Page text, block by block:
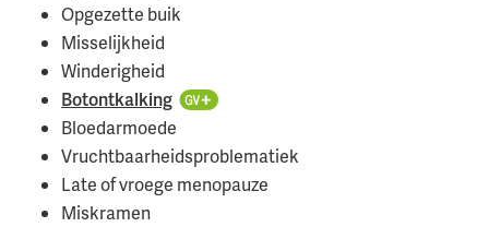
Opgezette buik
Misselijkheid
Winderigheid
Botontkalking
Bloedarmoede
Vruchtbaarheidsproblematiek
Late of vroege menopauze
Miskramen